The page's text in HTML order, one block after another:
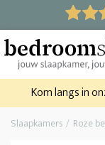
Kom langs in
Slaapkamers Roze